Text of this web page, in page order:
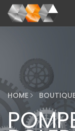
HOME